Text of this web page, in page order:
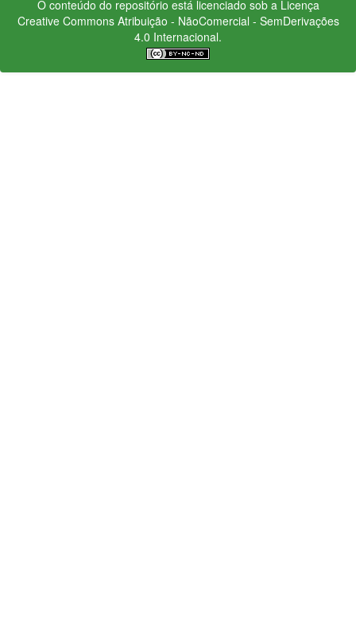
O conteúdo do repositório está licenciado sob a Licença
Creative CommonsAtribuição - NãoComercial - SemDerivações
4.0 Internacional.